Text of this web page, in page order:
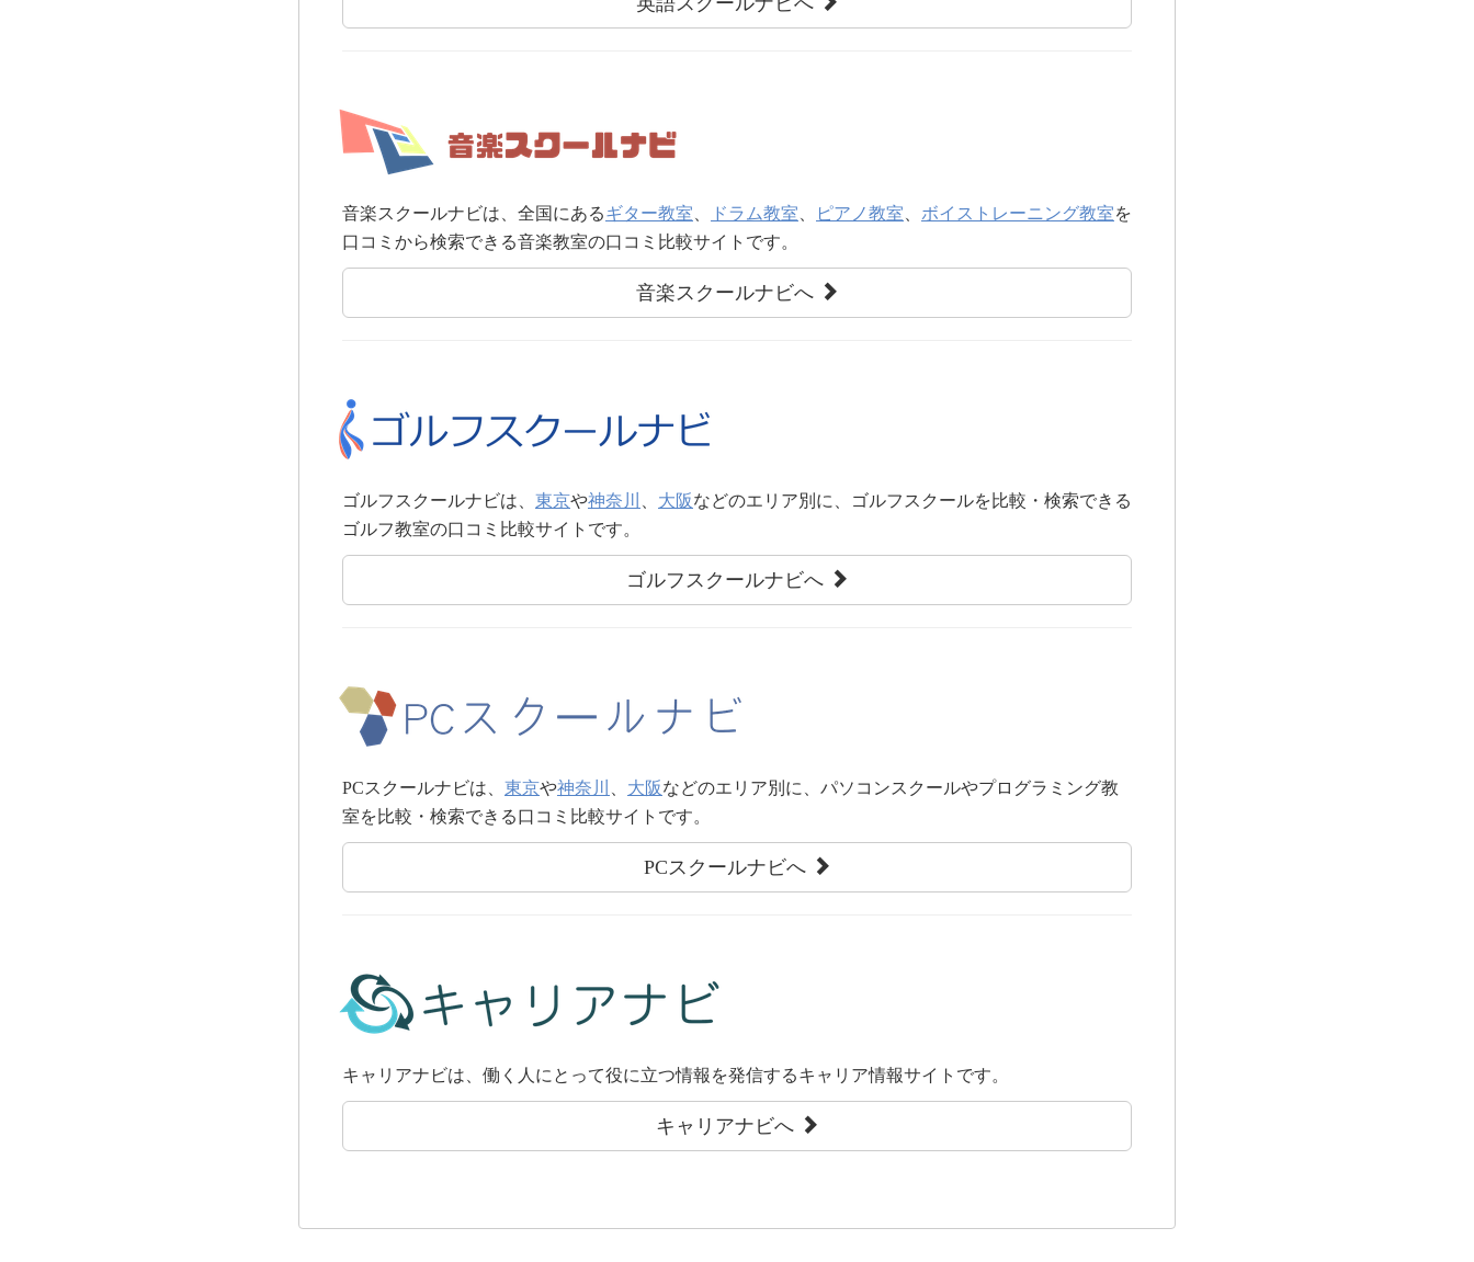
音楽スクールナビは、全国にあるギター教室 ドラム教室 ピアノ教室 ボイストレーニング教室を
口コミから検索できる音楽教室の口コミ比較サイトです。
音楽スクールナビへ
ゴルフスクールナビは、 東京や神奈川 大阪などのエリア別に、ゴルフスクールを比較・検索できる
ゴルフ教室の口コミ比較サイトです。
ゴルフスクールナビへ
PCスクールナビは、 東京や神奈川 大阪などのエリア別に、パソコンスクールやプログラミング教
室を比較・検索できる口コミ比較サイトです。
PCスクールナビへ
キャリアナビは、働く人にとって役に立つ情報を発信するキャリア情報サイトです。
キャリアナビへ